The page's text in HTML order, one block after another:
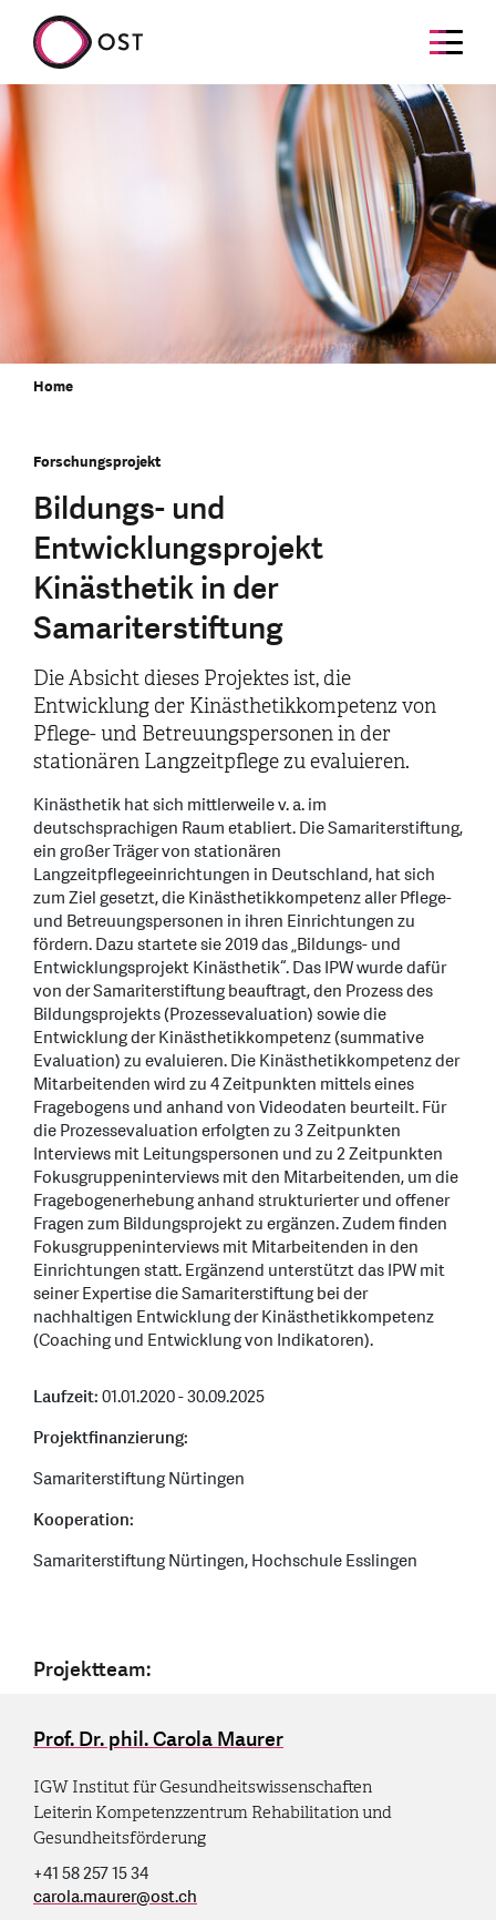
Home
Forschungsprojekt
Bildungs- und
Entwicklungsprojekt
Kinästhetik in der
Samariterstiftung
Die Absicht dieses Projektes ist, die
Entwicklung der Kinästhetikkompetenz von
Pflege- und Betreuungspersonen in der
stationären Langzeitpflege zu evaluieren.
Kinästhetik hat sich mittlerweile v. a. im
deutschsprachigen Raum etabliert. Die Samariterstiftung,
ein großer Träger von stationären
Langzeitpflegeeinrichtungen in Deutschland, hat sich
zum Ziel gesetzt, die Kinästhetikkompetenz aller Pflege-
und Betreuungspersonen in ihren Einrichtungen zu
fördern. Dazu startete sie 2019 das „Bildungs- und
Entwicklungsprojekt Kinästhetik“. Das IPW wurde dafür
von der Samariterstiftung beauftragt, den Prozess des
Bildungsprojekts (Prozessevaluation) sowie die
Entwicklung der Kinästhetikkompetenz (summative
Evaluation) zu evaluieren. Die Kinästhetikkompetenz der
Mitarbeitenden wird zu 4 Zeitpunkten mittels eines
Fragebogens und anhand von Videodaten beurteilt. Für
die Prozessevaluation erfolgten zu 3 Zeitpunkten
Interviews mit Leitungspersonen und zu 2 Zeitpunkten
Fokusgruppeninterviews mit den Mitarbeitenden, um die
Fragebogenerhebung anhand strukturierter und offener
Fragen zum Bildungsprojekt zu ergänzen. Zudem finden
Fokusgruppeninterviews mit Mitarbeitenden in den
Einrichtungen statt. Ergänzend unterstützt das IPW mit
seiner Expertise die Samariterstiftung bei der
nachhaltigen Entwicklung der Kinästhetikkompetenz
(Coaching und Entwicklung von Indikatoren).
Laufzeit:01.01.2020 - 30.09.2025
Projektfinanzierung:
Samariterstiftung Nürtingen
Kooperation:
Samariterstiftung Nürtingen, Hochschule Esslingen
Projektteam:
Prof. Dr. phil. Carola Maurer
IGW Institut für Gesundheitswissenschaften
Leiterin Kompetenzzentrum Rehabilitation und
Gesundheitsförderung
+41 58 257 15 34
carola.maurer@ost.ch